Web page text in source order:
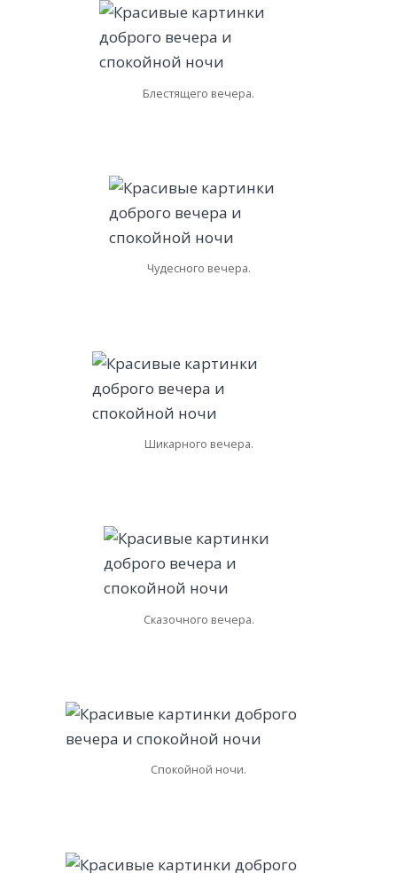
Блестящего вечера.
Чудесного вечера.
Шикарного вечера.
Сказочного вечера.
Спокойной ночи.